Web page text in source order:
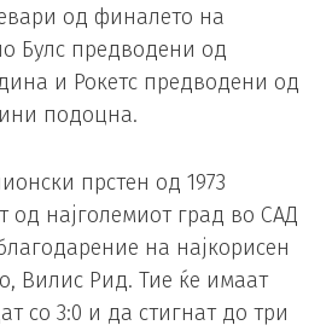
од финалето на
Булс предводени од
и Рокетс предводени од
подоцна.
прстен од 1973
од најголемиот град во САД
на најкорисен
Вилис Рид. Тие ќе имаат
со 3:0 и да стигнат до три